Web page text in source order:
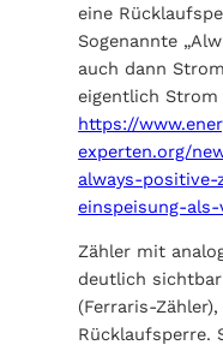
eine
Sogenannte
auch dann
eigentlich
https://
experten.org/
always-
einspeisung-
Zähler mit
deutlich
(Ferraris-
Rücklaufsperre.